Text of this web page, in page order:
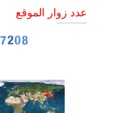
عدد زوار الموقع